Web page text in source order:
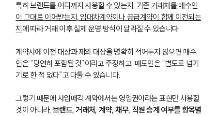
특히 브랜드를 어디까지 사용할 수 있는지, 기존 거래처를 매수인
이 그대로 이어받는지, 임대차계약이나 공급계약이 함께 이전되는
지 에 따라 거래 이후 실제 운영 방식이 달라질 수 있습니다.
계약서에 이전 대상과 제외 대상을 명확히 적어두지 않으면 매수
인은 “당연히 포함된 것”이라고 주장하고, 매도인은 “별도로 넘기
기로 한 적 없다”고 다툴 수 있습니다.
그렇기 때문에 사업매각 계약에서는 영업권이라는 표현만 사용할
것이 아니라, 브랜드, 거래처, 계약, 채무, 직원 승계 여부를 항목별